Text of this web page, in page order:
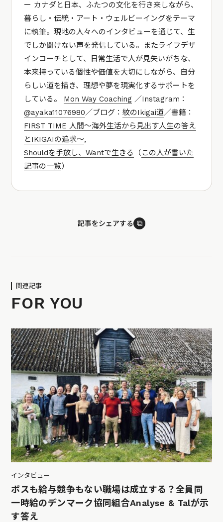
ー カナダと日本、ふたつの文化を行き来しながら、
暮らし・伝統・アート・ウェルビーイングをテーマ
に執筆。現地の人々へのインタビューを通じて、生
でしか聞けない声を発信している。またライフデザ
インコーチとして、日常生活で人が見失いがちな、
本来持っている個性や価値を大切にしながら、自分
らしい道を描き、理想や夢を現実化するサポートを
している。 Mon Way Coaching ／Instagram：
@ayaka11076980／ブログ：紋のIkigai道／書籍：
FIRST TIME 人間〜海外生活から見出す人生の答え
とIKIGAIの追求〜,
Shouldを手放し、Wantで生きる
（この人が書いた
記事の一覧）
記事をシェアする ⧉
関連記事
FOR YOU
インタビュー
ボスも給与競争もない職場は成立する？全員同
一時給のデンマーク協同組合Analyse & Talが示
す答え